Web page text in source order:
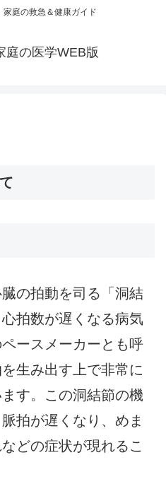
家庭の救急＆健康ガイド
庭の医学WEB版
の拍動を司る「洞結
拍数が遅くなる病気
ースメーカーとも呼
生み出す上で非常に
す。この洞結節の機
拍が遅くなり、めま
どの症状が現れるこ